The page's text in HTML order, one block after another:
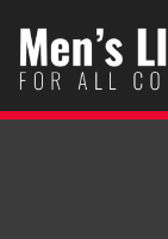
content